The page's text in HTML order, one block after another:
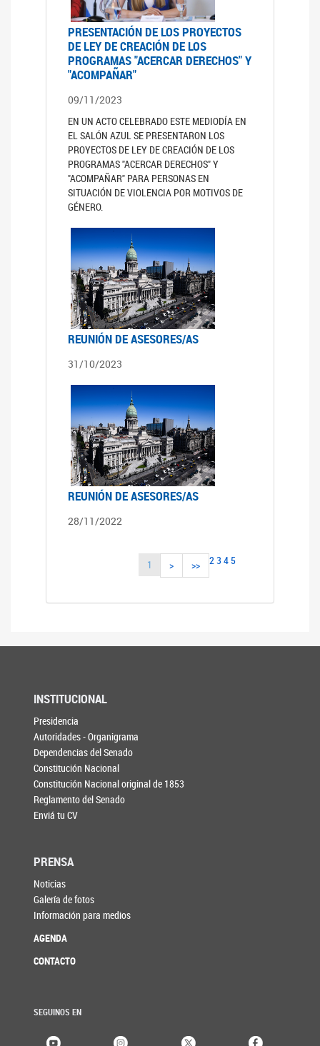
PRESENTACIÓN DE LOS PROYECTOS
DE LEY DE CREACIÓN DE LOS
PROGRAMAS "ACERCAR DERECHOS" Y
"ACOMPAÑAR"
09/11/2023
EN UN ACTO CELEBRADO ESTE MEDIODÍA EN
EL SALÓN AZUL SE PRESENTARON LOS
PROYECTOS DE LEY DE CREACIÓN DE LOS
PROGRAMAS "ACERCAR DERECHOS" Y
"ACOMPAÑAR" PARA PERSONAS EN
SITUACIÓN DE VIOLENCIA POR MOTIVOS DE
GÉNERO.
REUNIÓN DE ASESORES/AS
31/10/2023
REUNIÓN DE ASESORES/AS
28/11/2022
1 23 4 5
> >>
INSTITUCIONAL
Presidencia
Autoridades - Organigrama
Dependencias del Senado
Constitución Nacional
Constitución Nacional original de 1853
Reglamento del Senado
Enviá tu CV
PRENSA
Noticias
Galería de fotos
Información para medios
AGENDA
CONTACTO
SEGUINOS EN